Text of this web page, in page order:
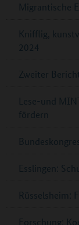
Migrantische
Knifflig,
2024
Zweiter
Lese-und
fördern
Esslingen:
Rüsselsheim:
Forschung: